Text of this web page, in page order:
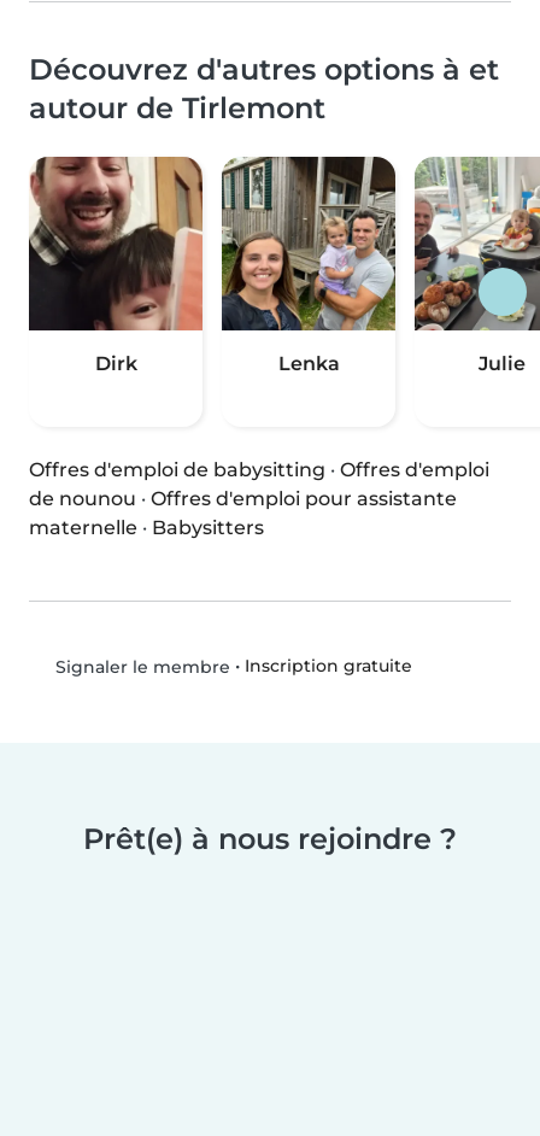
Découvrez d'autres options à et
autour de Tirlemont
Dirk Lenka Julie
Offres d'emploi de babysitting · Offres d'emploi
de nounou · Offres d'emploi pour assistante
maternelle · Babysitters
Signaler le membre • Inscription gratuite
Prêt(e) à nous rejoindre ?